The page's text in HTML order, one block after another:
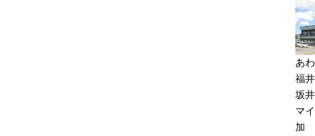
あ
福
坂
マ
加